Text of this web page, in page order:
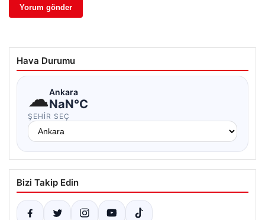
Hava Durumu
☁Ankara
NaN°C
ŞEHIR SEÇ
Bizi Takip Edin